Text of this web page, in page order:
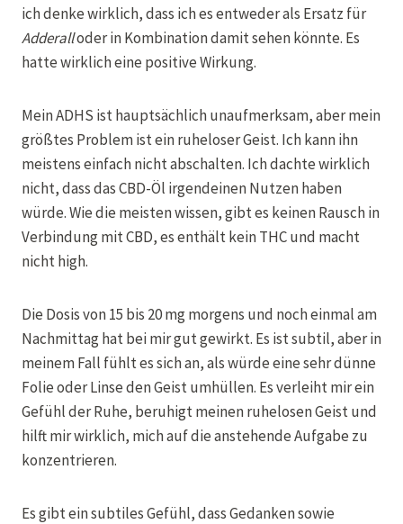
ich denke wirklich, dass ich es entweder als Ersatz für
Adderalloder in Kombination damit sehen könnte. Es
hatte wirklich eine positive Wirkung.
Mein ADHS ist hauptsächlich unaufmerksam, aber mein
größtes Problem ist ein ruheloser Geist. Ich kann ihn
meistens einfach nicht abschalten. Ich dachte wirklich
nicht, dass das CBD-Öl irgendeinen Nutzen haben
würde. Wie die meisten wissen, gibt es keinen Rausch in
Verbindung mit CBD, es enthält kein THC und macht
nicht high.
Die Dosis von 15 bis 20 mg morgens und noch einmal am
Nachmittag hat bei mir gut gewirkt. Es ist subtil, aber in
meinem Fall fühlt es sich an, als würde eine sehr dünne
Folie oder Linse den Geist umhüllen. Es verleiht mir ein
Gefühl der Ruhe, beruhigt meinen ruhelosen Geist und
hilft mir wirklich, mich auf die anstehende Aufgabe zu
konzentrieren.
Es gibt ein subtiles Gefühl, dass Gedanken sowie